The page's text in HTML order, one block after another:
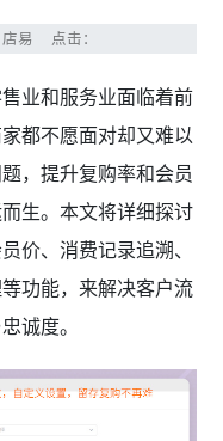
店易 点击：
业和服务业面临着前
都不愿面对却又难以
，提升复购率和会员
生。本文将详细探讨
价、消费记录追溯、
功能，来解决客户流
诚度。